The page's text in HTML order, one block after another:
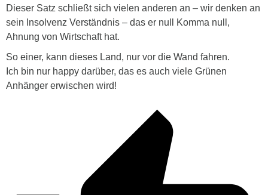
Dieser Satz schließt sich vielen anderen an – wir denken an
sein Insolvenz Verständnis – das er null Komma null,
Ahnung von Wirtschaft hat.
So einer, kann dieses Land, nur vor die Wand fahren.
Ich bin nur happy darüber, das es auch viele Grünen
Anhänger erwischen wird!